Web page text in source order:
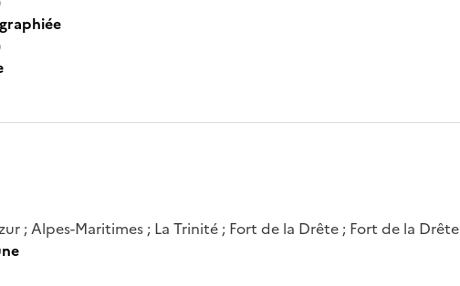
; Alpes-Maritimes ; La Trinité ; Fort de la Drête ; Fort de la Drête